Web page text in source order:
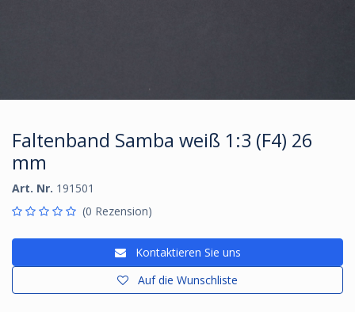
Faltenband Samba weiß 1:3 (F4) 26
mm
Art. Nr. 191501
(0 Rezension)
Kontaktieren Sie uns
Auf die Wunschliste